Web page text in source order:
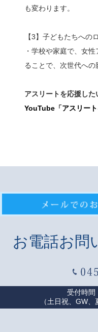
も変わります。
【3】子どもたちへの
・学校や家庭で、女
ることで、次世代への
アスリートを応援した
YouTube「アスリート
お電話お問
受付時間
（土日祝、GW